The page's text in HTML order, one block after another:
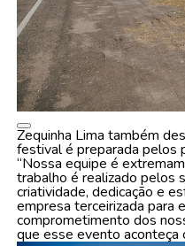
Zequinha Lima também
festival é preparada pelos
“Nossa equipe é
trabalho é realizado pelos
criatividade, dedicação e
empresa terceirizada para
comprometimento dos
que esse evento aconteça